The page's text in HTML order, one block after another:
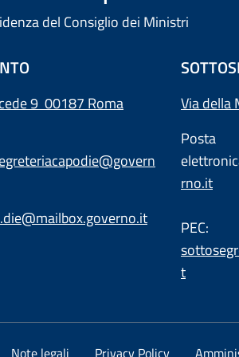
del Consiglio dei Ministri
9 00187 Roma
Via della
Posta
rno.it
PEC:
t
Note legali Privacy Policy